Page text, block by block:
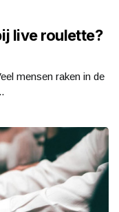
live roulette?
mensen raken in de